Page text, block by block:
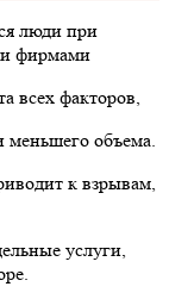
люди при
фирмами
всех факторов,
меньшего объема.
к взрывам,
услуги,